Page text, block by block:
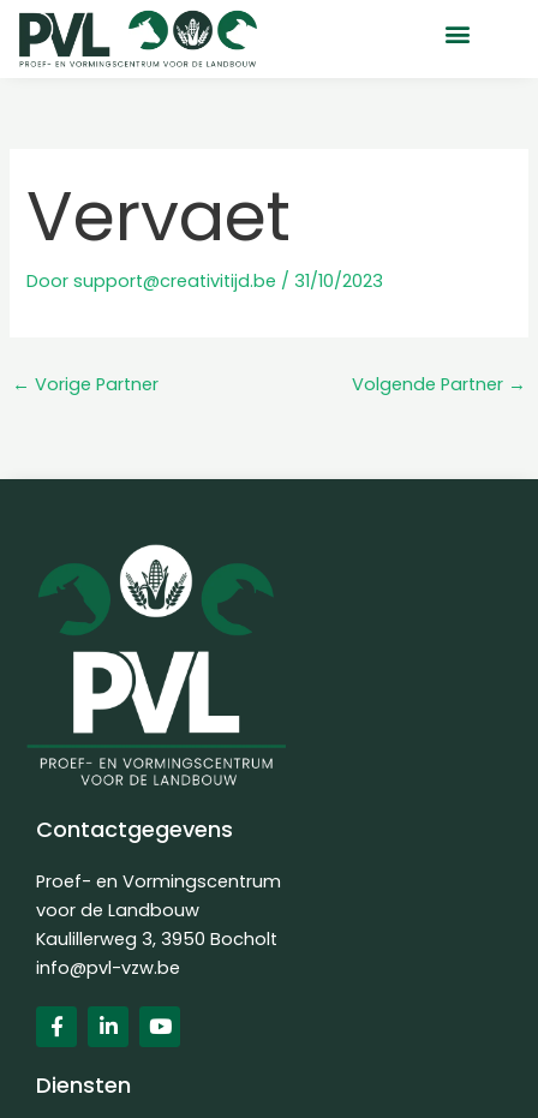
Ga
naar
de
Vervaet
Doorsupport@creativitijd.be / 31/10/2023
← Vorige Partner Volgende Partner →
Contactgegevens
Proef- en Vormingscentrum
voor de Landbouw
Kaulillerweg 3, 3950 Bocholt
info@pvl-vzw.be
F
a
c
e
b
L
i
n
k
e
Y
o
u
Diensten